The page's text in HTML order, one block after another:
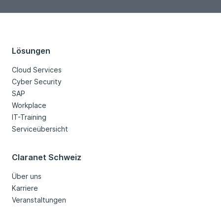
Lösungen
Cloud Services
Cyber Security
SAP
Workplace
IT-Training
Serviceübersicht
Claranet Schweiz
Über uns
Karriere
Veranstaltungen